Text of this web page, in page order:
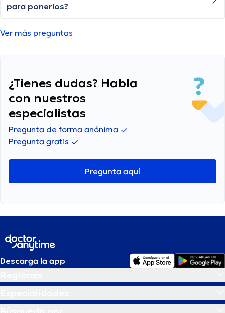
para ponerlos?
Ver más preguntas
¿Tienes dudas? Habla
con nuestros
especialistas
Pregunta de forma anónima
Pregunta gratis
Pregunta aquí
Descarga la app